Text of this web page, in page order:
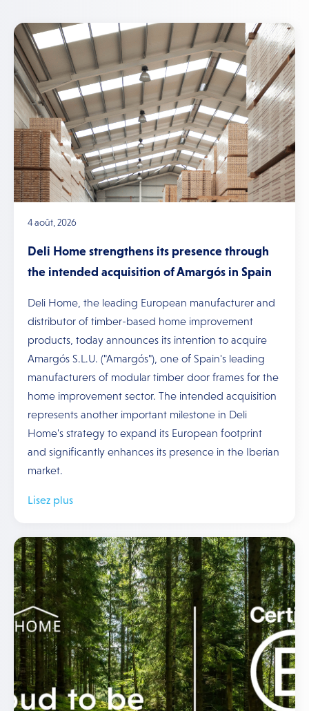
4 août, 2026
Deli Home strengthens its presence through
the intended acquisition of Amargós in Spain
Deli Home, the leading European manufacturer and
distributor of timber-based home improvement
products, today announces its intention to acquire
Amargós S.L.U. ("Amargós"), one of Spain's leading
manufacturers of modular timber door frames for the
home improvement sector. The intended acquisition
represents another important milestone in Deli
Home's strategy to expand its European footprint
and significantly enhances its presence in the Iberian
market.
Lisez plus